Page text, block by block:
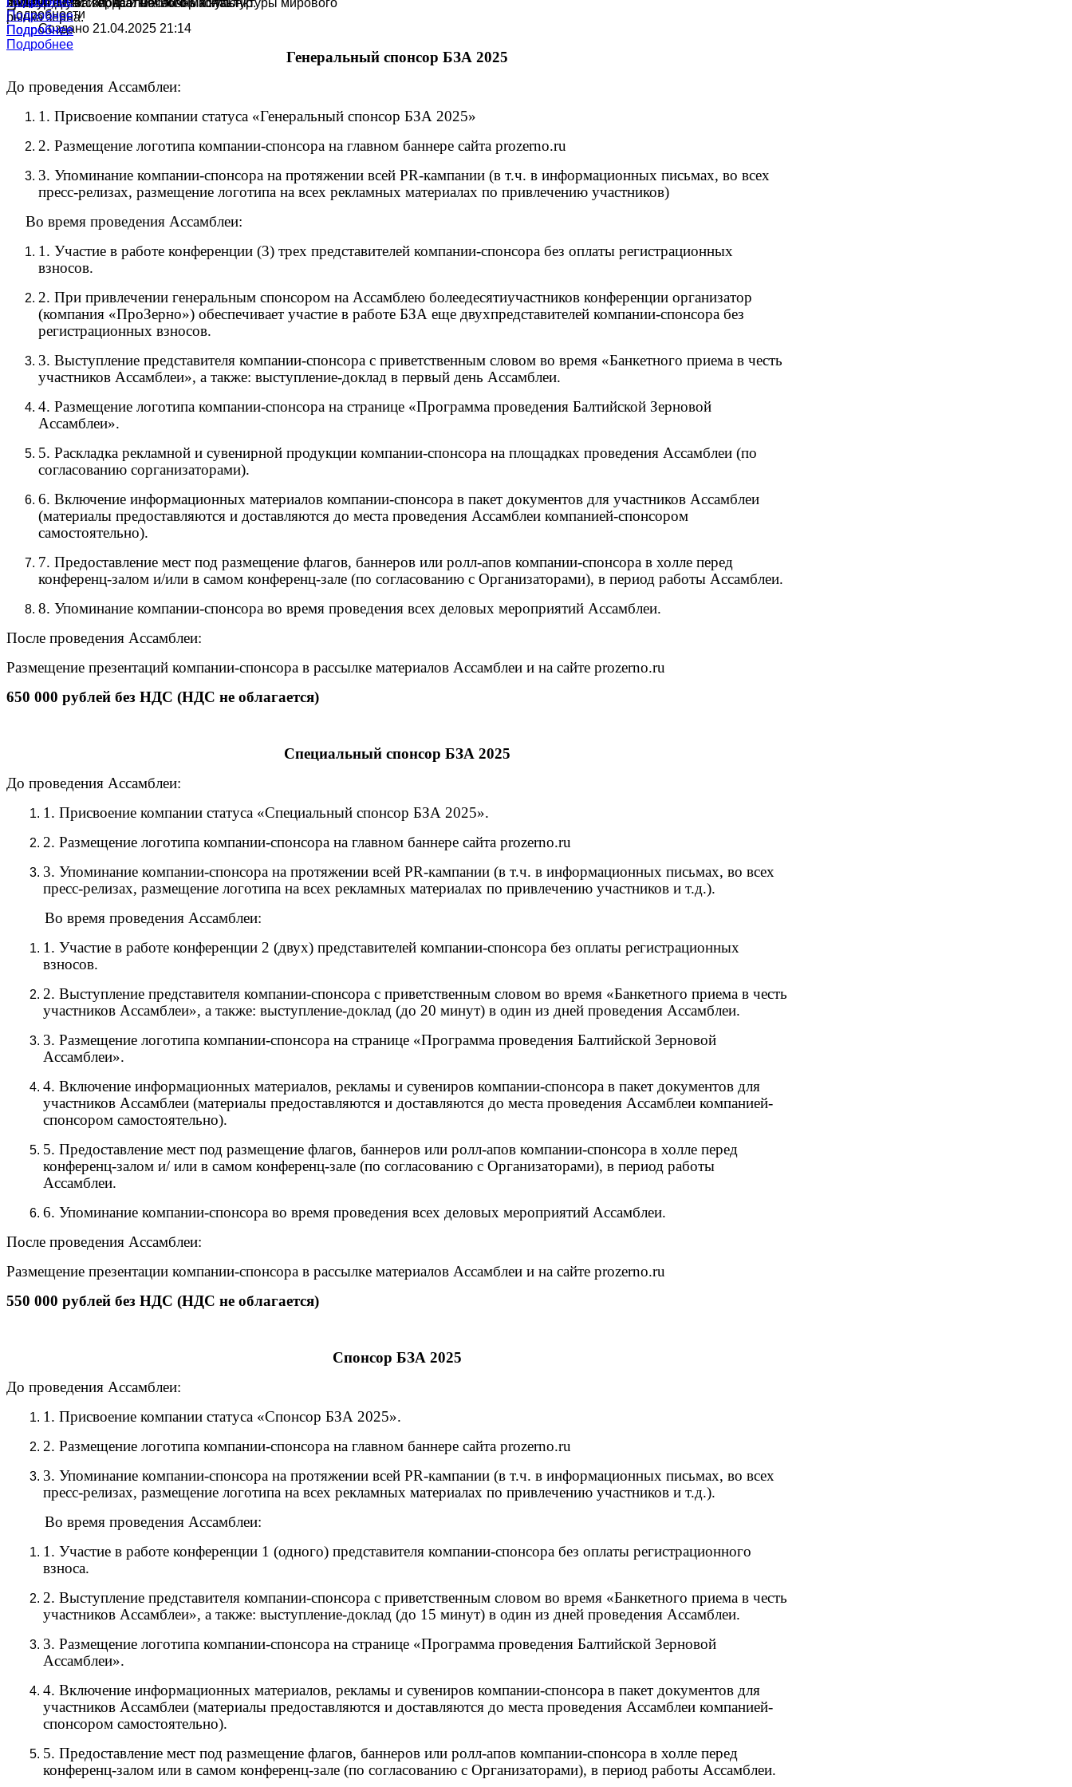
культур в России, краткий обзор конъюнктуры мирового
рынка зерна.
Подробнее
ячменя, муки и подсолнечного масла.
Подробнее
производства зерна и масличных культур.
Подробнее
Подробнее
Подробности
Создано 21.04.2025 21:14
Генеральный спонсор БЗА 2025
До проведения Ассамблеи:
1. Присвоение компании статуса «Генеральный спонсор БЗА 2025»
2. Размещение логотипа компании-спонсора на главном баннере сайта prozerno.ru
3. Упоминание компании-спонсора на протяжении всей PR-кампании (в т.ч. в информационных письмах, во всех
пресс-релизах, размещение логотипа на всех рекламных материалах по привлечению участников)
Во время проведения Ассамблеи:
1. Участие в работе конференции (3) трех представителей компании-спонсора без оплаты регистрационных
взносов.
2. При привлечении генеральным спонсором на Ассамблею болеедесятиучастников конференции организатор
(компания «ПроЗерно») обеспечивает участие в работе БЗА еще двухпредставителей компании-спонсора без
регистрационных взносов.
3. Выступление представителя компании-спонсора с приветственным словом во время «Банкетного приема в честь
участников Ассамблеи», а также: выступление-доклад в первый день Ассамблеи.
4. Размещение логотипа компании-спонсора на странице «Программа проведения Балтийской Зерновой
Ассамблеи».
5. Раскладка рекламной и сувенирной продукции компании-спонсора на площадках проведения Ассамблеи (по
согласованию сорганизаторами).
6. Включение информационных материалов компании-спонсора в пакет документов для участников Ассамблеи
(материалы предоставляются и доставляются до места проведения Ассамблеи компанией-спонсором
самостоятельно).
7. Предоставление мест под размещение флагов, баннеров или ролл-апов компании-спонсора в холле перед
конференц-залом и/или в самом конференц-зале (по согласованию с Организаторами), в период работы Ассамблеи.
8. Упоминание компании-спонсора во время проведения всех деловых мероприятий Ассамблеи.
После проведения Ассамблеи:
Размещение презентаций компании-спонсора в рассылке материалов Ассамблеи и на сайте prozerno.ru
650 000 рублей без НДС (НДС не облагается)
Специальный спонсор БЗА 2025
До проведения Ассамблеи:
1. Присвоение компании статуса «Специальный спонсор БЗА 2025».
2. Размещение логотипа компании-спонсора на главном баннере сайта prozerno.ru
3. Упоминание компании-спонсора на протяжении всей PR-кампании (в т.ч. в информационных письмах, во всех
пресс-релизах, размещение логотипа на всех рекламных материалах по привлечению участников и т.д.).
Во время проведения Ассамблеи:
1. Участие в работе конференции 2 (двух) представителей компании-спонсора без оплаты регистрационных
взносов.
2. Выступление представителя компании-спонсора с приветственным словом во время «Банкетного приема в честь
участников Ассамблеи», а также: выступление-доклад (до 20 минут) в один из дней проведения Ассамблеи.
3. Размещение логотипа компании-спонсора на странице «Программа проведения Балтийской Зерновой
Ассамблеи».
4. Включение информационных материалов, рекламы и сувениров компании-спонсора в пакет документов для
участников Ассамблеи (материалы предоставляются и доставляются до места проведения Ассамблеи компанией-
спонсором самостоятельно).
5. Предоставление мест под размещение флагов, баннеров или ролл-апов компании-спонсора в холле перед
конференц-залом и/ или в самом конференц-зале (по согласованию с Организаторами), в период работы
Ассамблеи.
6. Упоминание компании-спонсора во время проведения всех деловых мероприятий Ассамблеи.
После проведения Ассамблеи:
Размещение презентации компании-спонсора в рассылке материалов Ассамблеи и на сайте prozerno.ru
550 000 рублей без НДС (НДС не облагается)
Спонсор БЗА 2025
До проведения Ассамблеи:
1. Присвоение компании статуса «Спонсор БЗА 2025».
2. Размещение логотипа компании-спонсора на главном баннере сайта prozerno.ru
3. Упоминание компании-спонсора на протяжении всей PR-кампании (в т.ч. в информационных письмах, во всех
пресс-релизах, размещение логотипа на всех рекламных материалах по привлечению участников и т.д.).
Во время проведения Ассамблеи:
1. Участие в работе конференции 1 (одного) представителя компании-спонсора без оплаты регистрационного
взноса.
2. Выступление представителя компании-спонсора с приветственным словом во время «Банкетного приема в честь
участников Ассамблеи», а также: выступление-доклад (до 15 минут) в один из дней проведения Ассамблеи.
3. Размещение логотипа компании-спонсора на странице «Программа проведения Балтийской Зерновой
Ассамблеи».
4. Включение информационных материалов, рекламы и сувениров компании-спонсора в пакет документов для
участников Ассамблеи (материалы предоставляются и доставляются до места проведения Ассамблеи компанией-
спонсором самостоятельно).
5. Предоставление мест под размещение флагов, баннеров или ролл-апов компании-спонсора в холле перед
конференц-залом или в самом конференц-зале (по согласованию с Организаторами), в период работы Ассамблеи.